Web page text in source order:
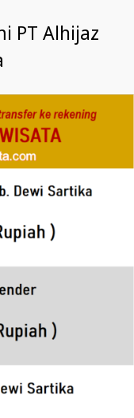
PT Alhijaz